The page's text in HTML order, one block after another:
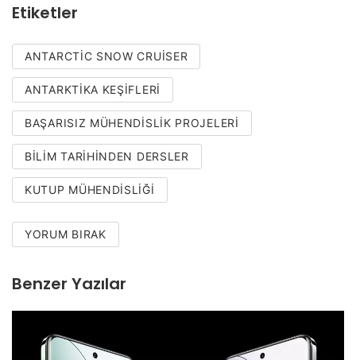
Etiketler
ANTARCTIC SNOW CRUISER
ANTARKTIKA KEŞIFLERI
BAŞARISIZ MÜHENDISLIK PROJELERI
BILIM TARIHINDEN DERSLER
KUTUP MÜHENDISLIĞI
YORUM BIRAK
Benzer Yazılar